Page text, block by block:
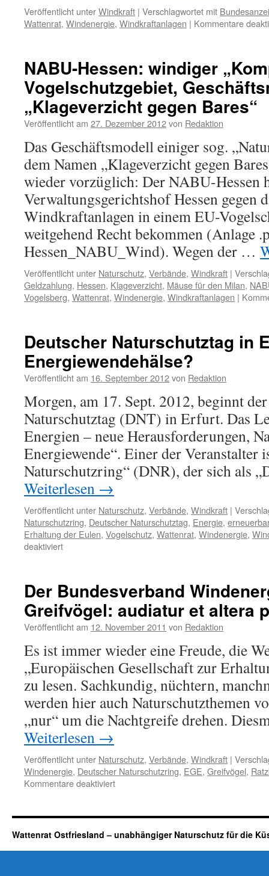
Veröffentlicht unterWindkraft | Verschlagwortet mit
Wattenrat, Windenergie, Windkraftanlagen | Kommentare
NABU-Hessen: windiger
Vogelschutzgebiet,
„Klageverzicht gegen Bares“
Veröffentlicht am 27. Dezember 2012von Redaktion
Das Geschäftsmodell einiger sog.
dem Namen „Klageverzicht gegen
wieder vorzüglich: Der NABU-Hessen
Verwaltungsgerichtshof Hessen gegen
Windkraftanlagen in einem EU-
weitgehend Recht bekommen (Anlage
Hessen_NABU_Wind). Wegen der …
Veröffentlicht unter Naturschutz, Verbände, Windkraft |
Geldzahlung, Hessen, Klageverzicht, Mäuse für den Milan,
Vogelsberg, Wattenrat, Windenergie, Windkraftanlagen |
Deutscher Naturschutztag in
Energiewendehälse?
Veröffentlicht am 16. September 2012von Redaktion
Morgen, am 17. Sept. 2012, beginnt
Naturschutztag (DNT) in Erfurt. Das
Energien – neue Herausforderungen,
Energiewende“. Einer der Veranstalter
Naturschutzring“ (DNR), der sich als
Weiterlesen →
Veröffentlicht unter Naturschutz, Verbände, Windkraft |
Naturschutzring, Deutscher Naturschutztag, Energie,
Erhaltung der Eulen, Vogelschutz, Wattenrat, Windenergie,
deaktiviertfür
Erfurt
2012:
Energiewendehälse?
Der Bundesverband
Greifvögel: audiatur et altera
Veröffentlicht am 12. November 2011 von Redaktion
Es ist immer wieder eine Freude, die
„Europäischen Gesellschaft zur
zu lesen. Sachkundig, nüchtern,
werden hier auch Naturschutzthemen
„nur“ um die Nachtgreife drehen.
Weiterlesen →
Veröffentlicht unter Naturschutz, Verbände, Windkraft |
Windenergie, Deutscher Naturschutzring, EGE, Greifvögel,
Kommentare deaktiviertfür
Windenergie
und
Greifvögel:
Wattenrat Ostfriesland – unabhängiger Naturschutz für die